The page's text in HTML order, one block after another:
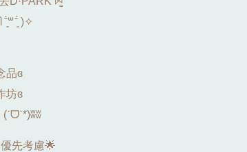
)✧
品ɞ
坊ɞ
先考慮🌟